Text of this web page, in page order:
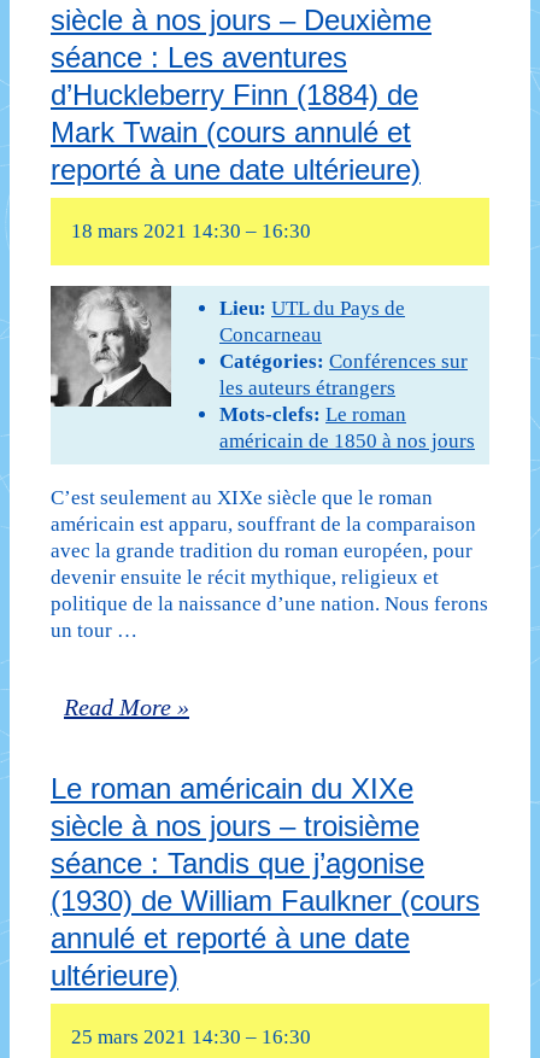
du
XIXe
siècle
à
nos
–
Première
séance
La
Lettre
écarlate
(1850)
de
Hawthorne
annulé
et
reporté
à
une
date
siècle à nos jours – Deuxième
séance : Les aventures
d’Huckleberry Finn (1884) de
Mark Twain (cours annulé et
reporté à une date ultérieure)
18 mars 2021 14:30 – 16:30
Lieu: UTL du Pays de
Concarneau
Catégories: Conférences sur
les auteurs étrangers
Mots-clefs: Le roman
américain de 1850 à nos jours
C’est seulement au XIXe siècle que le roman
américain est apparu, souffrant de la comparaison
avec la grande tradition du roman européen, pour
devenir ensuite le récit mythique, religieux et
politique de la naissance d’une nation. Nous ferons
un tour …
Le
américain
du
XIXe
siècle
à
nos
Read More »
Le roman américain du XIXe
siècle à nos jours – troisième
séance : Tandis que j’agonise
(1930) de William Faulkner (cours
annulé et reporté à une date
ultérieure)
25 mars 2021 14:30 – 16:30